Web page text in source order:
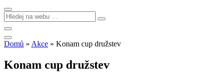
Domů » Akce » Konam cup družstev
Konam cup družstev